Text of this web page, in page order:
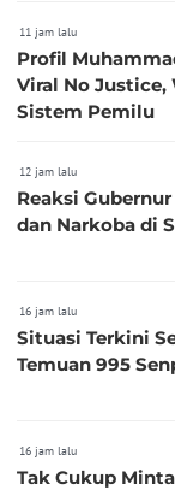
11 jam lalu
Profil
Viral No Justice,
Sistem Pemilu
12 jam lalu
Reaksi Gubernur DKI Ada 995
dan Narkoba di
16 jam lalu
Situasi Terkini
Temuan 995
16 jam lalu
Tak Cukup